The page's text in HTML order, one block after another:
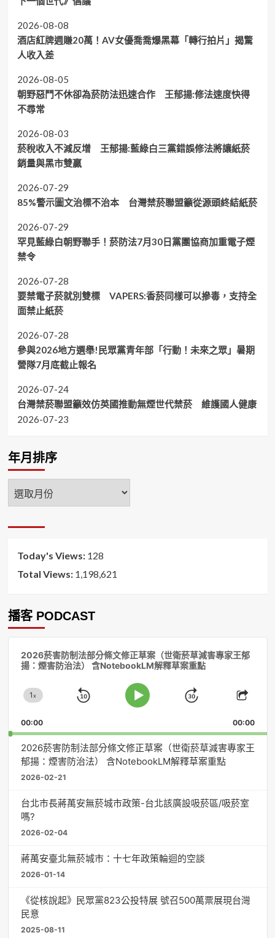
2026-08-08
酒店紅牌週賺20萬！AV女優喬喬爆黑幕「轉行拍片」揭驚
人收入差
2026-08-05
朝野惡鬥不休卻為菸防法迅速合作 王郁揚:修法速度快得
不尋常
2026-08-03
菸稅收入不減反增 王郁揚:藍綠白三黨錯誤修法將讓紙菸
銷量與黑市雙贏
2026-07-29
85%警示圖文治標不治本 台灣禁菸聯盟籲從源頭終結紙菸
2026-07-29
罕見藍綠白朝野聯手！菸防法7月30日黨團協商加重電子煙
禁令
2026-07-28
要禁電子菸就別雙標 VAPERS:香菸同樣可以摻毒，支持全
面禁止紙菸
2026-07-28
參與2026地方選舉!民眾黨青年部「行動！未來之眾」暑期
營隊7月底截止報名
2026-07-24
台灣禁菸聯盟籲效仿英國推動無煙世代禁菸 維護國人健康
2026-07-23
年月排序
年
月
Today's Views: 128
Total Views: 1,198,621
播客 PODCAST
2026菸害防制法部分條文修正草案（世衛菸草減害專家王郁
揚：煙害防治法） 含NotebookLM解釋草案重點
Change
Rate
1x
Skip
Play
Jump
Forward
Share
00:00 00:00
2026菸害防制法部分條文修正草案（世衛菸草減害專家王
郁揚：煙害防治法） 含NotebookLM解釋草案重點
2026-02-21
台北市長蔣萬安無菸城市政策-台北該廣設吸菸區/吸菸室
嗎?
2026-02-04
蔣萬安臺北無菸城市：十七年政策輪迴的空談
2026-01-14
《從核說起》民眾黨823公投特展 號召500萬票展現台灣
民意
2025-08-11